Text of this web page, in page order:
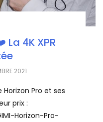
La 4K XPR
2021
Pro et ses
prix :
Horizon-Pro-